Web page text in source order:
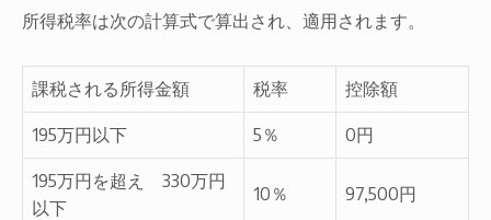
所得税率は次の計算式で算出され、適用されます。
課税される所得金額 税率 控除額
195万円以下 5％ 0円
195万円を超え 330万円
以下
10％ 97,500円